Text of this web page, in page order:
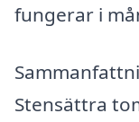
fungerar i
Stensättra